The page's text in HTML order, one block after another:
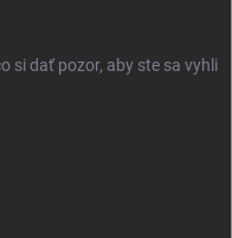
si dať pozor, aby ste sa vyhli